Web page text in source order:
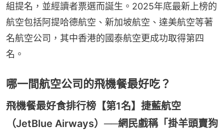
組提名，並經讀者票選而誕生。2025年底最新上榜的
航空包括阿提哈德航空、新加坡航空、達美航空等著
名航空公司，其中香港的國泰航空更成功取得第四
名。
哪一間航空公司的飛機餐最好吃？
飛機餐最好食排行榜【第1名】捷藍航空
（JetBlue Airways）──網民戲稱「掛羊頭賣狗